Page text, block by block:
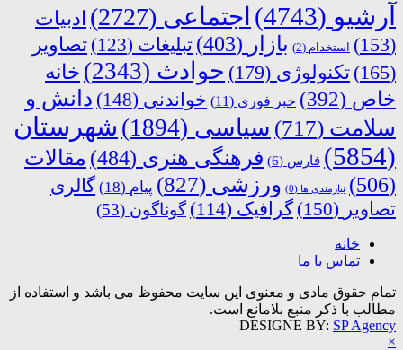
آرشیو (4743) اجتماعی (2727)
ادبیات
(153)
استخدام (2) بازار (403) تبلیغات (123)
تصاویر
(165)
تکنولوژی (179) حوادث (2343)
خانه
خاص (392) خبر فوری (11) خواندنی (148)
دانش و
سلامت (717) سیاسی (1894)
شهرستان
(5854)
فارس (6) فرهنگی هنری (484)
مقالات
(506)
نیازمندی ها (0) ورزشی (827) پیام (18)
گالری
تصاویر (150) گرافیک (114) گوناگون (53)
خانه
تماس با ما
تمام حقوق مادی و معنوی این سایت محفوظ می باشد و استفاده از
مطالب با ذکر منبع بلامانع است.
DESIGNE BY: SP Agency
×